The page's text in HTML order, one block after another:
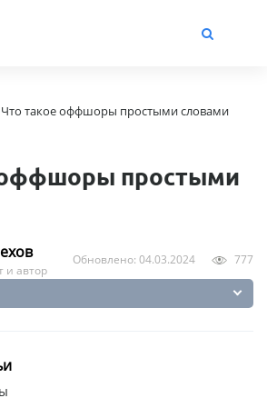
Что такое оффшоры простыми словами
оффшоры простыми
и автор
Обновлено: 04.03.2024 777